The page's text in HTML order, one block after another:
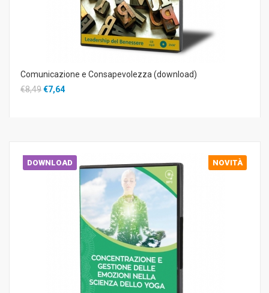
Comunicazione e Consapevolezza (download)
€8,49€7,64
DOWNLOAD NOVITÀ